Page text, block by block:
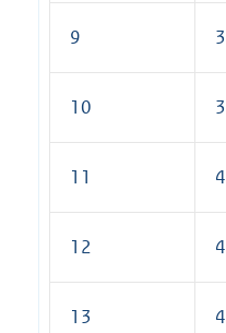
9 3
10 3
11 4
12 4
13 4